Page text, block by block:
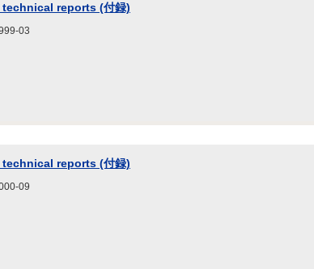
reports (付録)
03
reports (付録)
09